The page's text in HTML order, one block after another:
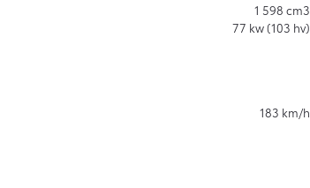
1 598 cm3
77 kw (103 hv)
183 km/h